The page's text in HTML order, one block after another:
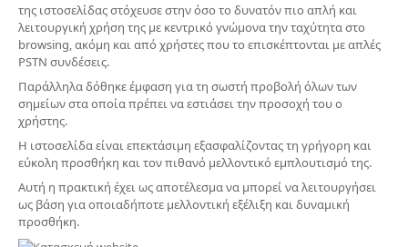
της ιστοσελίδας στόχευσε στην όσο το δυνατόν πιο απλή και
λειτουργική χρήση της με κεντρικό γνώμονα την ταχύτητα στο
browsing, ακόμη και από χρήστες που το επισκέπτονται με απλές
PSTN συνδέσεις.
Παράλληλα δόθηκε έμφαση για τη σωστή προβολή όλων των
σημείων στα οποία πρέπει να εστιάσει την προσοχή του ο
χρήστης.
Η ιστοσελίδα είναι επεκτάσιμη εξασφαλίζοντας τη γρήγορη και
εύκολη προσθήκη και τον πιθανό μελλοντικό εμπλουτισμό της.
Αυτή η πρακτική έχει ως αποτέλεσμα να μπορεί να λειτουργήσει
ως βάση για οποιαδήποτε μελλοντική εξέλιξη και δυναμική
προσθήκη.